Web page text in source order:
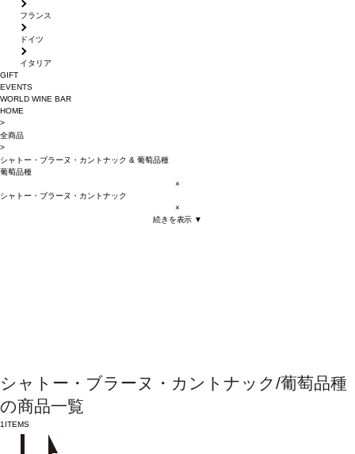
フランス
ドイツ
イタリア
GIFT
EVENTS
WORLD WINE BAR
HOME
>
全商品
>
シャトー・ブラーヌ・カントナック & 葡萄品種
葡萄品種
×
シャトー・ブラーヌ・カントナック
×
続きを表示 ▼
シャトー・ブラーヌ・カントナック/葡萄品種
の商品一覧
1 ITEMS